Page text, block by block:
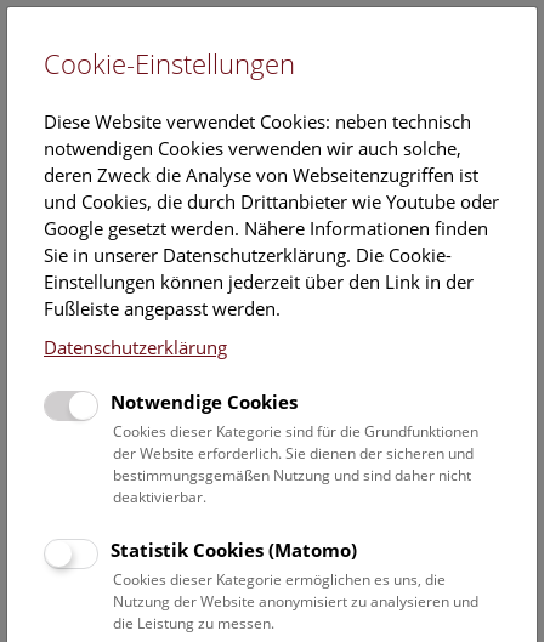
EN
Kolonialer Erwerbskontext im
Naturhistorischen Museum
Wien
Sammlungen unter kolonialen Umständen an das NHM
Wien? Welche Definitionen und Forschungstrategien sind
notwendig, um diese Frage zu beantworten?
Restitution von Objekten aus ethnografischen Sammlungen
haben zuletzt nicht nur vermehrt zu Forschungen geführt,
sondern auch die Öffentlichkeit erreicht. Fragen des
kolonialen Erwerbskontexts betreffen aber auch
Cookie-Einstellungen
Diese Website verwendet Cookies: neben technisch
notwendigen Cookies verwenden wir auch solche,
deren Zweck die Analyse von Webseitenzugriffen ist
und Cookies, die durch Drittanbieter wie Youtube oder
Google gesetzt werden. Nähere Informationen finden
Sie in unserer Datenschutzerklärung. Die Cookie-
Einstellungen können jederzeit über den Link in der
Fußleiste angepasst werden.
Datenschutzerklärung
Notwendige Cookies
Cookies dieser Kategorie sind für die Grundfunktionen
der Website erforderlich. Sie dienen der sicheren und
bestimmungsgemäßen Nutzung und sind daher nicht
deaktivierbar.
Statistik Cookies (Matomo)
Cookies dieser Kategorie ermöglichen es uns, die
Nutzung der Website anonymisiert zu analysieren und
die Leistung zu messen.